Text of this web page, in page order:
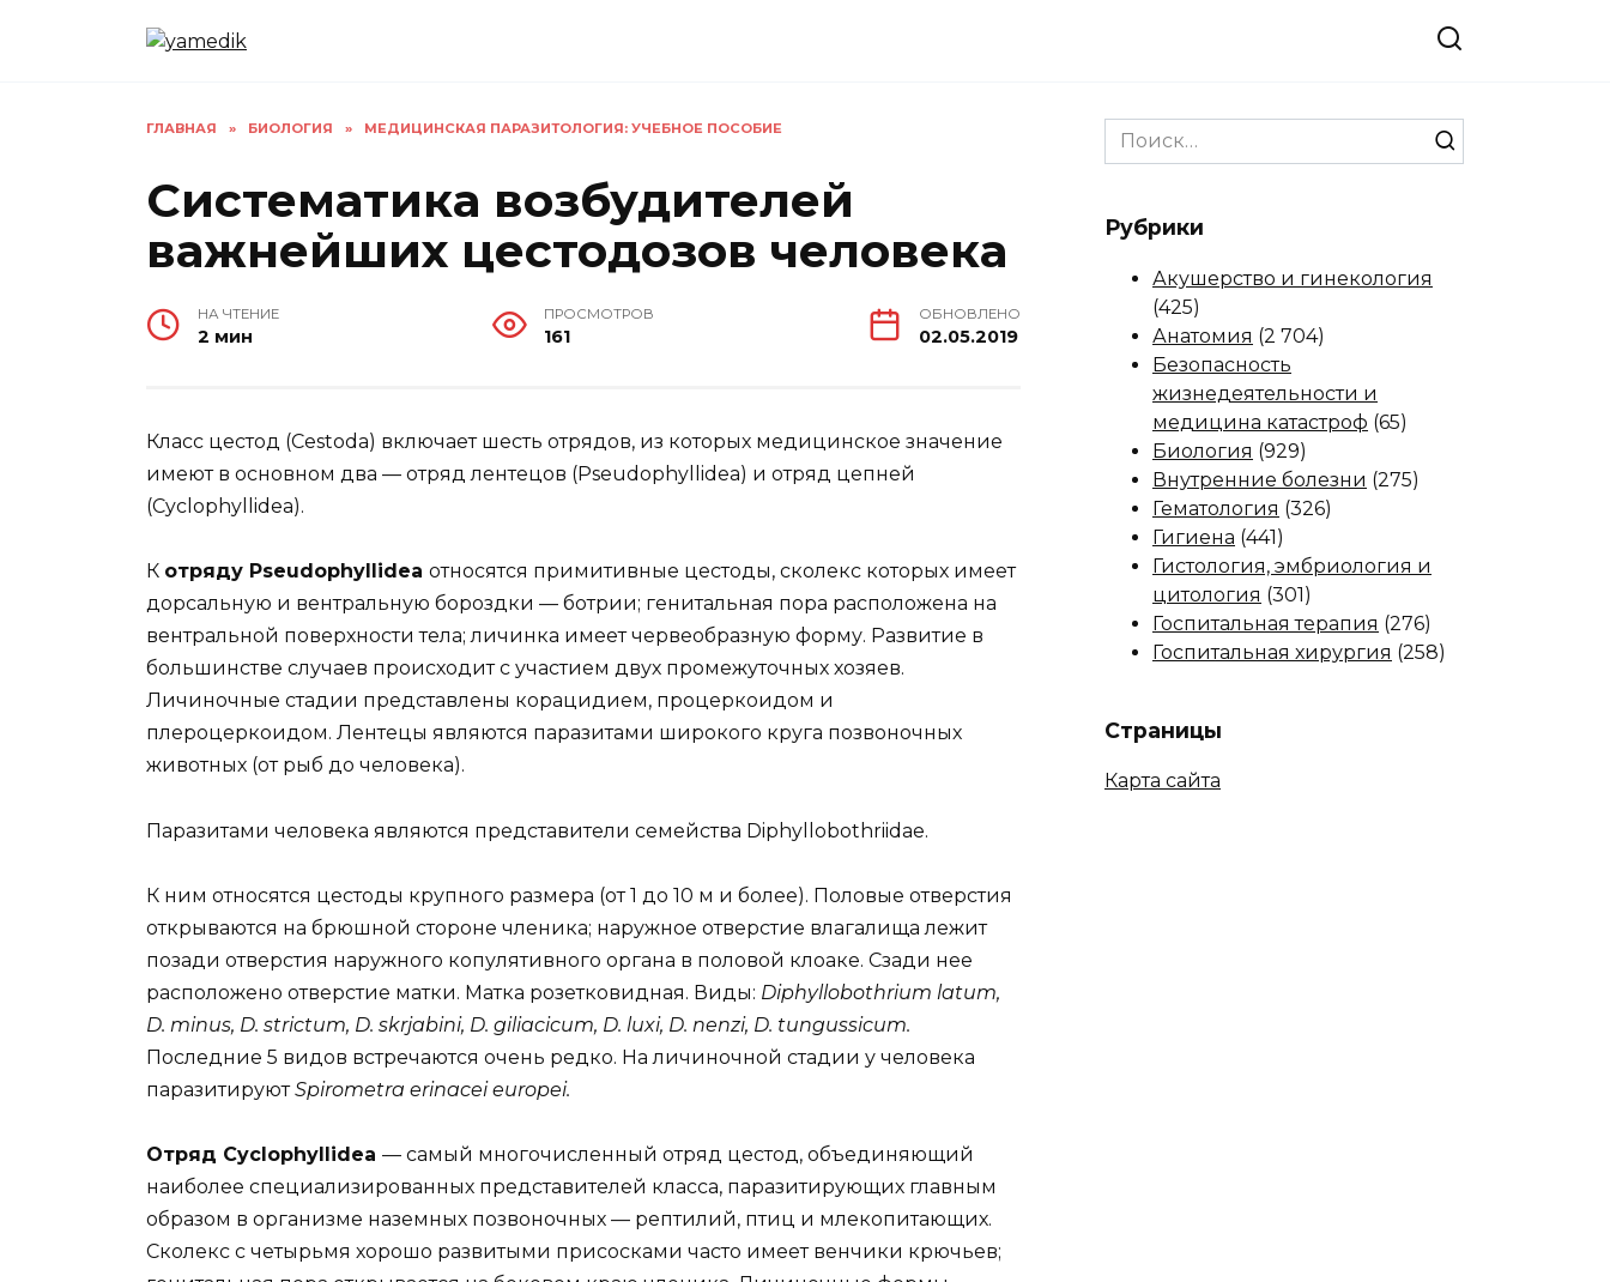
ГЛАВНАЯ » БИОЛОГИЯ » МЕДИЦИНСКАЯ ПАРАЗИТОЛОГИЯ: УЧЕБНОЕ ПОСОБИЕ
Систематика возбудителей
важнейших цестодозов человека
НА ЧТЕНИЕ
2 мин
ПРОСМОТРОВ
161
ОБНОВЛЕНО
02.05.2019
Класс цестод (Cestoda) включает шесть отрядов, из которых медицинское значение
имеют в основном два — отряд лентецов (Pseudophyllidea) и отряд цепней
(Cyclophyllidea).
К отряду Pseudophyllidea относятся примитивные цестоды, сколекс которых имеет
дорсальную и вентральную бороздки — ботрии; генитальная пора расположена на
вентральной поверхности тела; личинка имеет червеобразную форму. Развитие в
большинстве случаев происходит с участием двух промежуточных хозяев.
Личиночные стадии представлены корацидием, процеркоидом и
плероцеркоидом. Лентецы являются паразитами широкого круга позвоночных
животных (от рыб до человека).
Паразитами человека являются представители семейства Diphyllobothriidae.
К ним относятся цестоды крупного размера (от 1 до 10 м и более). Половые отверстия
открываются на брюшной стороне членика; наружное отверстие влагалища лежит
позади отверстия наружного копулятивного органа в половой клоаке. Сзади нее
расположено отверстие матки. Матка розетковидная. Виды: Diphyllobothrium latum,
D. minus, D. strictum, D. skrjabini, D. giliacicum, D. luxi, D. nenzi, D. tungussicum.
Последние 5 видов встречаются очень редко. На личиночной стадии у человека
паразитируютSpirometra erinacei europei.
Отряд Cyclophyllidea — самый многочисленный отряд цестод, объединяющий
наиболее специализированных представителей класса, паразитирующих главным
образом в организме наземных позвоночных — рептилий, птиц и млекопитающих.
Сколекс с четырьмя хорошо развитыми присосками часто имеет венчики крючьев;
Search
for:
Рубрики
Акушерство и гинекология
(425)
Анатомия (2 704)
Безопасность
жизнедеятельности и
медицина катастроф (65)
Биология (929)
Внутренние болезни (275)
Гематология (326)
Гигиена (441)
Гистология, эмбриология и
цитология (301)
Госпитальная терапия (276)
Госпитальная хирургия (258)
Страницы
Карта сайта